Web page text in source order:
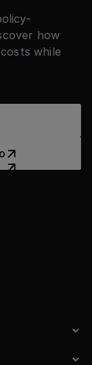
how
while
di successo